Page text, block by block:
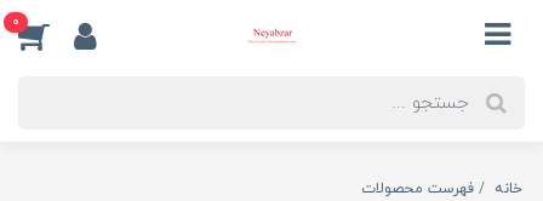
0
خانه
فهرست محصولات